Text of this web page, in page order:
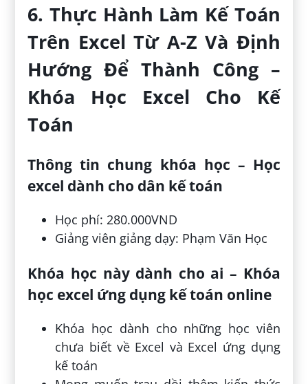
6. Thực Hành Làm Kế Toán
Trên Excel Từ A-Z Và Định
Hướng Để Thành Công –
Khóa Học Excel Cho Kế
Toán
Thông tin chung khóa học – Học
excel dành cho dân kế toán
Học phí: 280.000VND
Giảng viên giảng dạy: Phạm Văn Học
Khóa học này dành cho ai – Khóa
học excel ứng dụng kế toán online
Khóa học dành cho những học viên
chưa biết về Excel và Excel ứng dụng
kế toán